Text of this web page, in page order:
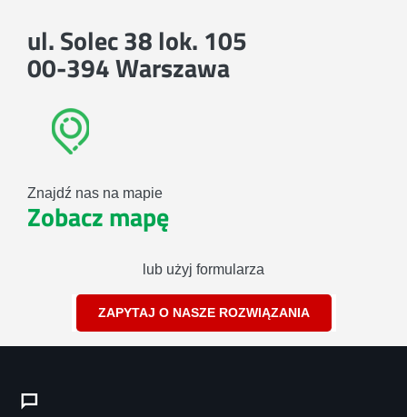
ul. Solec 38 lok. 105
00-394 Warszawa
Znajdź nas na mapie
Zobacz mapę
lub użyj formularza
ZAPYTAJ O NASZE ROZWIĄZANIA